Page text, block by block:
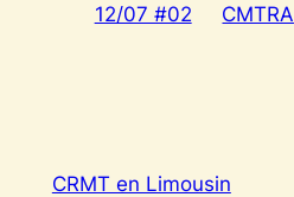
12/07 #02
CMTRA
CRMT en Limousin